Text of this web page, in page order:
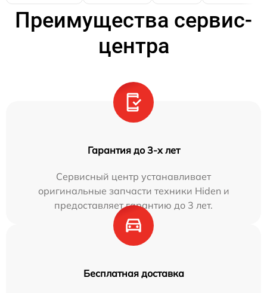
Преимущества сервис-
центра
Гарантия до 3-х лет
Сервисный центр устанавливает
оригинальные запчасти техники Hiden и
предоставляет гарантию до 3 лет.
Бесплатная доставка